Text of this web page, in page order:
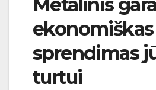
ekonomiškas
sprendimas
turtui